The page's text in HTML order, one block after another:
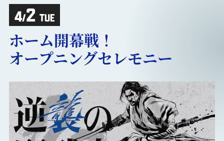
4/2 TUE
ホーム開幕戦！
オープニングセレモニー